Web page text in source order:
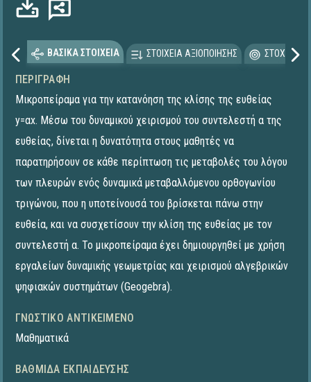
ΒΑΣΙΚΑ ΣΤΟΙΧΕΙΑ ΣΤΟΙΧΕΙΑ ΑΞΙΟΠΟΙΗΣΗΣ
ΠΕΡΙΓΡΑΦΉ
Μικροπείραμα για την κατανόηση της κλίσης της ευθείας
y=αx. Μέσω του δυναμικού χειρισμού του συντελεστή α της
ευθείας, δίνεται η δυνατότητα στους μαθητές να
παρατηρήσουν σε κάθε περίπτωση τις μεταβολές του λόγου
των πλευρών ενός δυναμικά μεταβαλλόμενου ορθογωνίου
τριγώνου, που η υποτείνουσά του βρίσκεται πάνω στην
ευθεία, και να συσχετίσουν την κλίση της ευθείας με τον
συντελεστή α. To μικροπείραμα έχει δημιουργηθεί με χρήση
εργαλείων δυναμικής γεωμετρίας και χειρισμού αλγεβρικών
ψηφιακών συστημάτων (Geogebra).
ΓΝΩΣΤΙΚΌ ΑΝΤΙΚΕΊΜΕΝΟ
Μαθηματικά
ΒΑΘΜΊΔΑ ΕΚΠΑΊΔΕΥΣΗΣ